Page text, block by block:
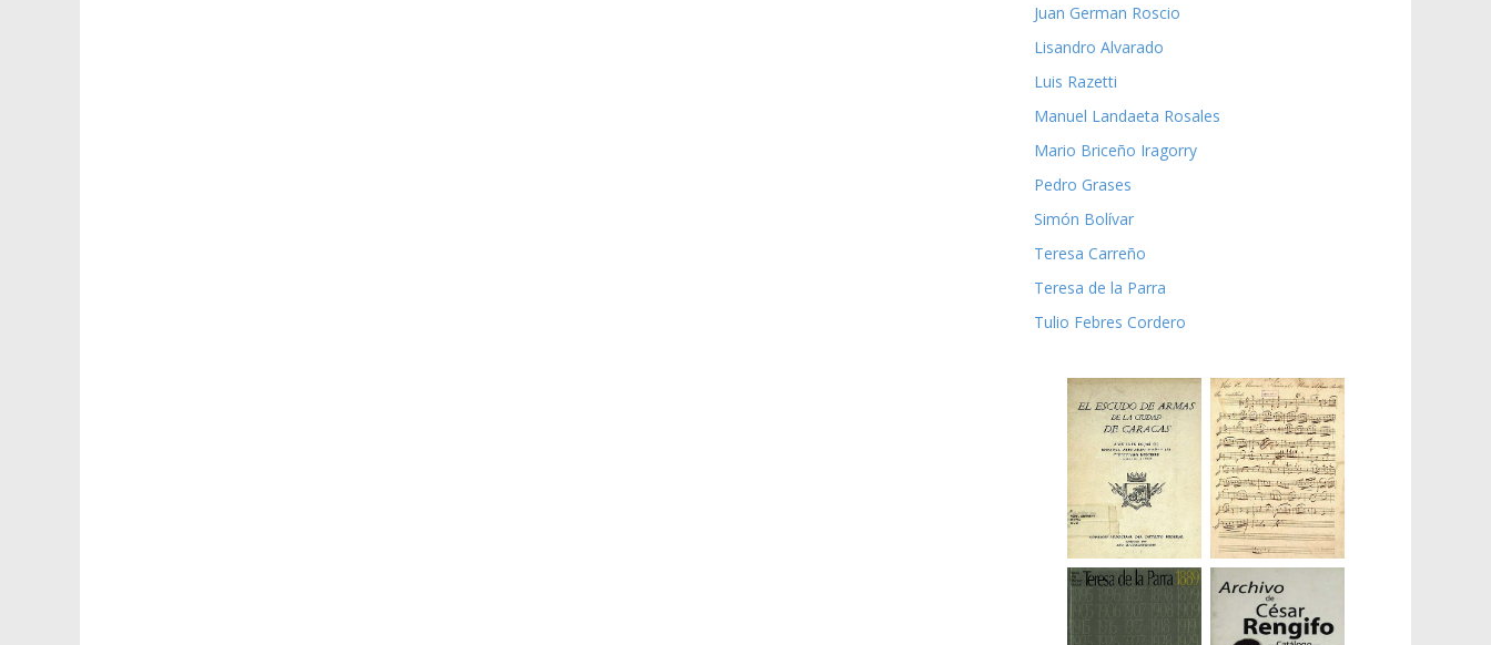
Juan German Roscio
Lisandro Alvarado
Luis Razetti
Manuel Landaeta Rosales
Mario Briceño Iragorry
Pedro Grases
Simón Bolívar
Teresa Carreño
Teresa de la Parra
Tulio Febres Cordero